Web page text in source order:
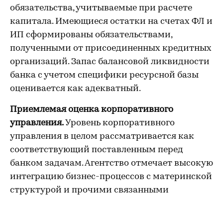
обязательства, учитываемые при расчете
капитала. Имеющиеся остатки на счетах ФЛ и
ИП сформированы обязательствами,
полученными от присоединенных кредитных
организаций. Запас балансовой ликвидности
банка с учетом специфики ресурсной базы
оценивается как адекватный.
Приемлемая оценка корпоративного
управления.Уровень корпоративного
управления в целом рассматривается как
соответствующий поставленным перед
банком задачам. Агентство отмечает высокую
интеграцию бизнес-процессов с материнской
структурой и прочими связанными